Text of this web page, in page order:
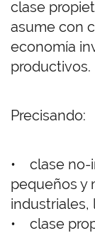
clase
asume con
economía
productivos.
Precisando:
• clase no-
pequeños y
industriales,
• clase